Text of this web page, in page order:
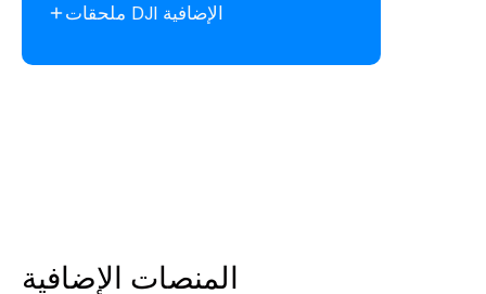
ملحقات DJI الإضافية
المنصات الإضافية